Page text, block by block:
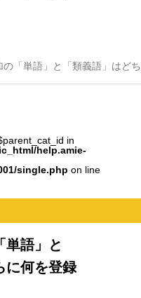
の「単語」と「類義語」はど
in
help.amie-
single.php on line
$parent_cat_name in
単語」と
に何を登録